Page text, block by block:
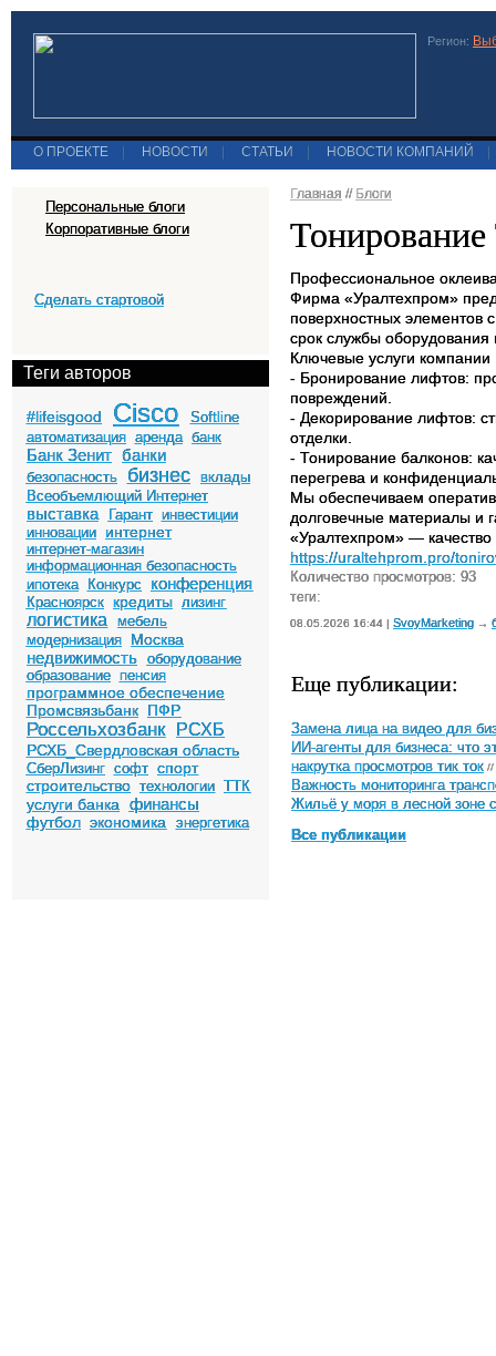
Регион:
О ПРОЕКТЕ НОВОСТИ СТАТЬИ НОВОСТИ КОМПАНИЙ
Персональные блоги
Корпоративные блоги
Сделать стартовой
Теги авторов
#lifeisgood Cisco
Softline
автоматизация аренда банк
Банк Зенит банки
безопасность бизнес
вклады
Всеобъемлющий Интернет
выставка Гарант инвестиции
инновации
интернет
интернет-магазин
информационная безопасность
ипотека
Конкурс конференция
Красноярск кредиты лизинг
логистика
мебель
модернизация
Москва
недвижимость оборудование
образование пенсия
программное обеспечение
Промсвязьбанк ПФР
Россельхозбанк РСХБ
РСХБ_Свердловская область
СберЛизинг софт спорт
строительство технологии ТТК
услуги банка финансы
футбол экономика энергетика
Главная // Блоги
Профессиональное
Фирма «Уралтехпром»
поверхностных
срок службы оборудования
Ключевые услуги компании
- Бронирование лифтов:
повреждений.
- Декорирование лифтов:
отделки.
- Тонирование балконов:
перегрева и
Мы обеспечиваем
долговечные материалы и
«Уралтехпром» — качество
https://uraltehprom.pro/
Количество просмотров: 93
теги:
08.05.2026 16:44 | SvoyMarketing →
Еще публикации:
Замена лица на видео для
ИИ-агенты для бизнеса: что
накрутка просмотров тик ток //
Важность мониторинга
Жильё у моря в лесной зоне
Все публикации